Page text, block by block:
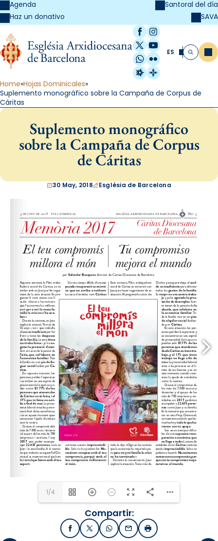
Agenda
Haz un donativo
Santoral del día
SAVA
Facebook
Instagram
X / Twitter
YouTube
WhatsApp
Flickr
Radio Estel
Catalunya
ES Buscar
Home Hojas Dominicales
Suplemento monográfico sobre la Campaña de Corpus de
Cáritas
Suplemento monográfico
sobre la Campaña de Corpus
de Cáritas
30 May, 2018 Església de Barcelona
1/4
Compartir:
FacebookX / TwitterWhatsApp
EmailImprimir